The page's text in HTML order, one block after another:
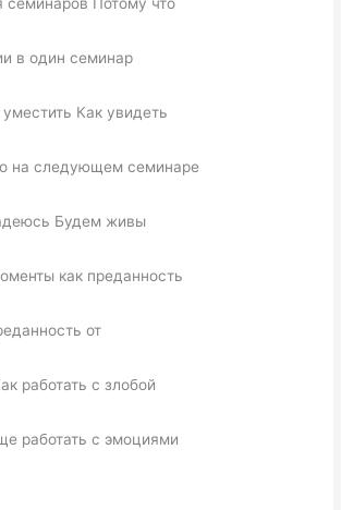
в один семинар
Как увидеть
на следующем семинаре
Будем живы
как преданность
от
работать с злобой
работать с эмоциями